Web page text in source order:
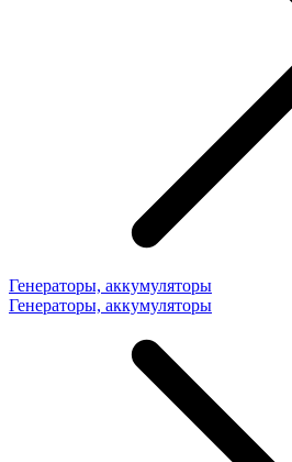
Генераторы, аккумуляторы
Генераторы, аккумуляторы